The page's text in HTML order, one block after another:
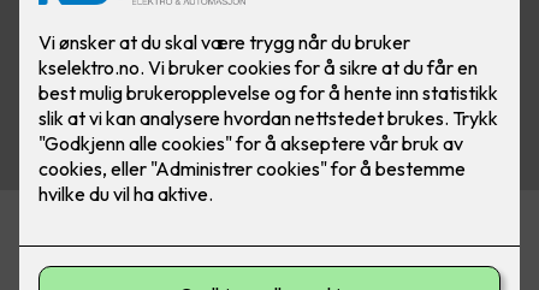
og soverommet også.